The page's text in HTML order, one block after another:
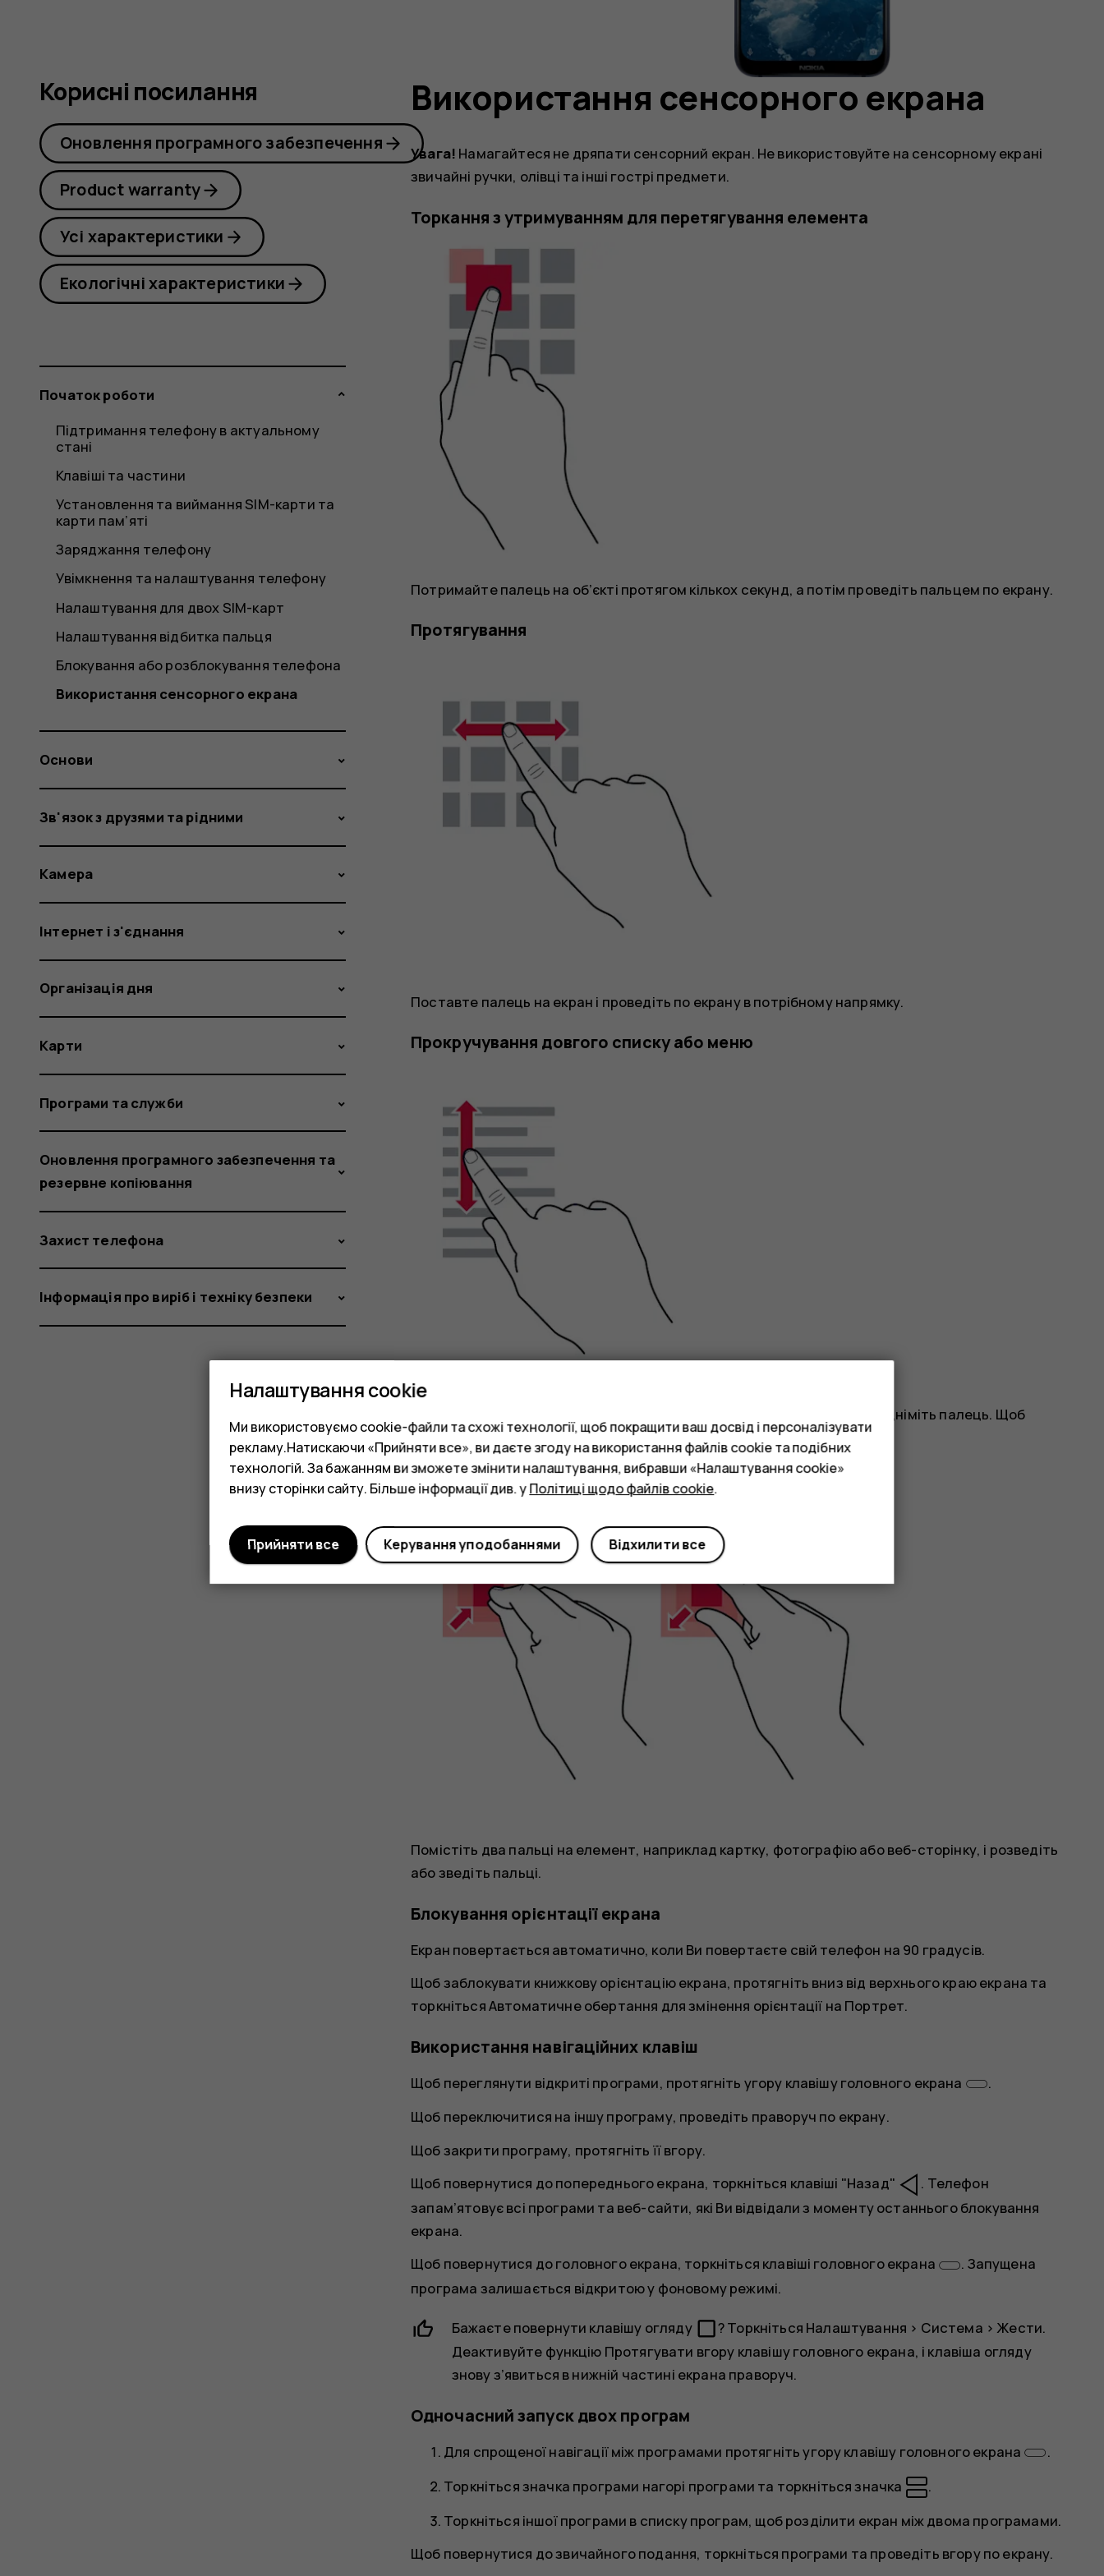
Використання сенсорного екрана
Увага! Намагайтеся не дряпати сенсорний екран. Не використовуйте на сенсорному екрані
звичайні ручки, олівці та інші гострі предмети.
Торкання з утримуванням для перетягування елемента
Потримайте палець на об’єкті протягом кількох секунд, а потім проведіть пальцем по екрану.
Протягування
Поставте палець на екран і проведіть по екрану в потрібному напрямку.
Прокручування довгого списку або меню
Швидко проведіть пальцем вгору або вниз по екрану легким рухом і підніміть палець. Щоб
зупинити прокручування, торкніться екрана.
Збільшення та зменшення масштабу
Помістіть два пальці на елемент, наприклад картку, фотографію або веб-сторінку, і розведіть
або зведіть пальці.
Блокування орієнтації екрана
Екран повертається автоматично, коли Ви повертаєте свій телефон на 90 градусів.
Щоб заблокувати книжкову орієнтацію екрана, протягніть вниз від верхнього краю екрана та
торкнітьсяАвтоматичне обертання для змінення орієнтації на Портрет.
Використання навігаційних клавіш
Щоб переглянути відкриті програми, протягніть угору клавішу головного екрана
.
Щоб переключитися на іншу програму, проведіть праворуч по екрану.
Щоб закрити програму, протягніть її вгору.
Щоб повернутися до попереднього екрана, торкніться клавіші "Назад"
. Телефон
запам’ятовує всі програми та веб-сайти, які Ви відвідали з моменту останнього блокування
екрана.
Щоб повернутися до головного екрана, торкніться клавіші головного екрана
. Запущена
програма залишається відкритою у фоновому режимі.
Бажаєте повернути клавішу огляду check_box_outline_blank? Торкніться Налаштування > Система > Жести.
Деактивуйте функцію Протягувати вгору клавішу головного екрана, і клавіша огляду
знову з’явиться в нижній частині екрана праворуч.
Одночасний запуск двох програм
Для спрощеної навігації між програмами протягніть угору клавішу головного екрана
.
Торкніться значка програми нагорі програми та торкніться значка
.
Торкніться іншої програми в списку програм, щоб розділити екран між двома програмами.
Щоб повернутися до звичайного подання, торкніться програми та проведіть вгору по екрану.
Корисні посилання
Оновлення програмного забезпечення
Product warranty
Усі характеристики
Екологічні характеристики
Початок роботи
Підтримання телефону в актуальному
стані
Клавіші та частини
Установлення та виймання SIM-карти та
карти пам’яті
Заряджання телефону
Увімкнення та налаштування телефону
Налаштування для двох SIM-карт
Налаштування відбитка пальця
Блокування або розблокування телефона
Використання сенсорного екрана
Основи
Зв'язок з друзями та рідними
Камера
Інтернет і з'єднання
Організація дня
Карти
Програми та служби
Оновлення програмного забезпечення та
резервне копіювання
Захист телефона
Інформація про виріб і техніку безпеки
Налаштування cookie
Ми використовуємо cookie-файли та схожі технології, щоб покращити ваш досвід і персоналізувати
рекламу.Натискаючи «Прийняти все», ви даєте згоду на використання файлів cookie та подібних
технологій. За бажанням ви зможете змінити налаштування, вибравши «Налаштування cookie»
внизу сторінки сайту. Більше інформації див. уПолітиці щодо файлів cookie.
Відхилити все
Керування уподобаннями
Прийняти все